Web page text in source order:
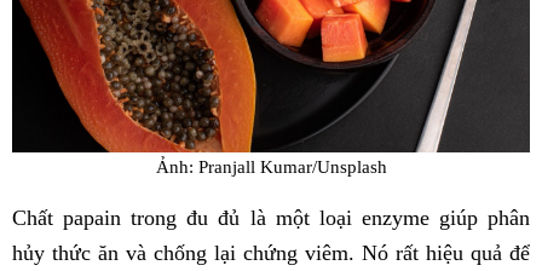
Ảnh: Pranjall Kumar/Unsplash
Chất papain trong đu đủ là một loại enzyme giúp phân
hủy thức ăn và chống lại chứng viêm. Nó rất hiệu quả để